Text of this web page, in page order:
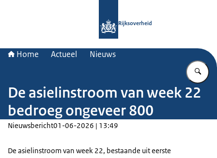
Rijksoverheid
Home Actueel Nieuws
De asielinstroom van week 22
bedroeg ongeveer 800
Nieuwsbericht01-06-2026 | 13:49
De asielinstroom van week 22, bestaande uit eerste